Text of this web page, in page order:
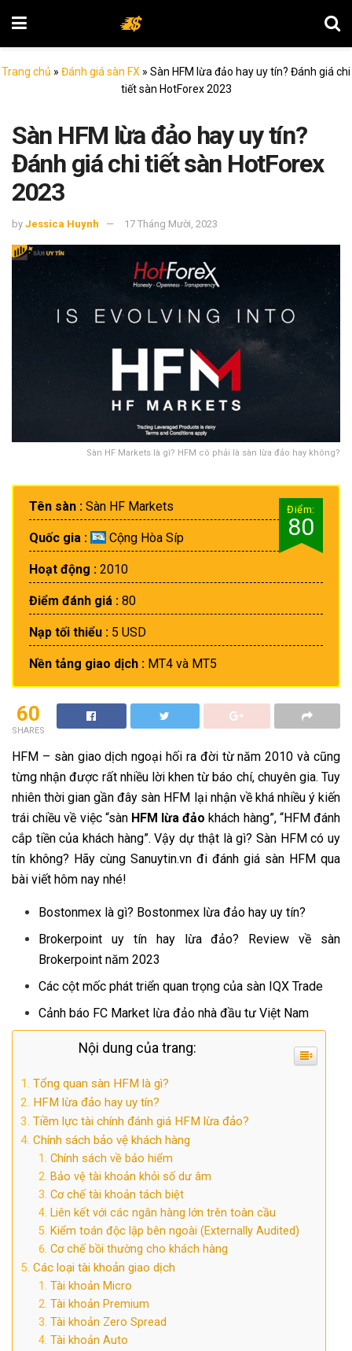
Trang chủ » Đánh giá sàn FX » Sàn HFM lừa đảo hay uy tín? Đánh giá chi
tiết sàn HotForex 2023
Sàn HFM lừa đảo hay uy tín?
Đánh giá chi tiết sàn HotForex
2023
by Jessica Huynh 17 Tháng Mười, 2023
Sàn HF Markets là gì? HFM có phải là sàn lừa đảo hay không?
Tên sàn : Sàn HF Markets Điểm:
80
Quốc gia : Cộng Hòa Síp
Hoạt động : 2010
Điểm đánh giá : 80
Nạp tối thiểu : 5 USD
Nền tảng giao dịch : MT4 và MT5
60
SHARES
HFM – sàn giao dịch ngoại hối ra đời từ năm 2010 và cũng
từng nhận được rất nhiều lời khen từ báo chí, chuyên gia. Tuy
nhiên thời gian gần đây sàn HFM lại nhận về khá nhiều ý kiến
trái chiều về việc “sàn HFM lừa đảo khách hàng”, “HFM đánh
cắp tiền của khách hàng”. Vậy dự thật là gì? Sàn HFM có uy
tín không? Hãy cùng Sanuytin.vn đi đánh giá sàn HFM qua
bài viết hôm nay nhé!
Bostonmex là gì? Bostonmex lừa đảo hay uy tín?
Brokerpoint uy tín hay lừa đảo? Review về sàn
Brokerpoint năm 2023
Các cột mốc phát triển quan trọng của sàn IQX Trade
Cảnh báo FC Market lừa đảo nhà đầu tư Việt Nam
Nội dung của trang:
Tổng quan sàn HFM là gì?
HFM lừa đảo hay uy tín?
Tiềm lực tài chính đánh giá HFM lừa đảo?
Chính sách bảo vệ khách hàng
Chính sách về bảo hiểm
Bảo vệ tài khoản khỏi số dư âm
Cơ chế tài khoản tách biệt
Liên kết với các ngân hàng lớn trên toàn cầu
Kiểm toán độc lập bên ngoài (Externally Audited)
Cơ chế bồi thường cho khách hàng
Các loại tài khoản giao dịch
Tài khoản Micro
Tài khoản Premium
Tài khoản Zero Spread
Tài khoản Auto